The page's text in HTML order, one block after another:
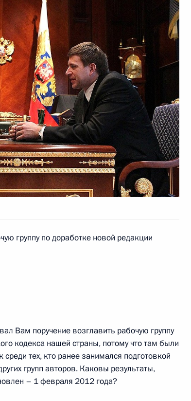
Президента
коррупции
«Государство
коррупции
Совета по развитию
группу по доработке новой редакции
Вам поручение возглавить рабочую группу
кодекса нашей страны, потому что там были
тех, кто ранее занимался подготовкой
групп авторов. Каковы результаты,
– 1 февраля 2012 года?